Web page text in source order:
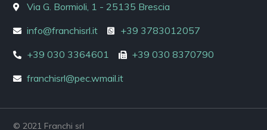
Via G. Bormioli, 1 - 25135 Brescia
info@franchisrl.it
+39 3783012057
+39 030 3364601
+39 030 8370790
franchisrl@pec.wmail.it
© 2021 Franchi srl